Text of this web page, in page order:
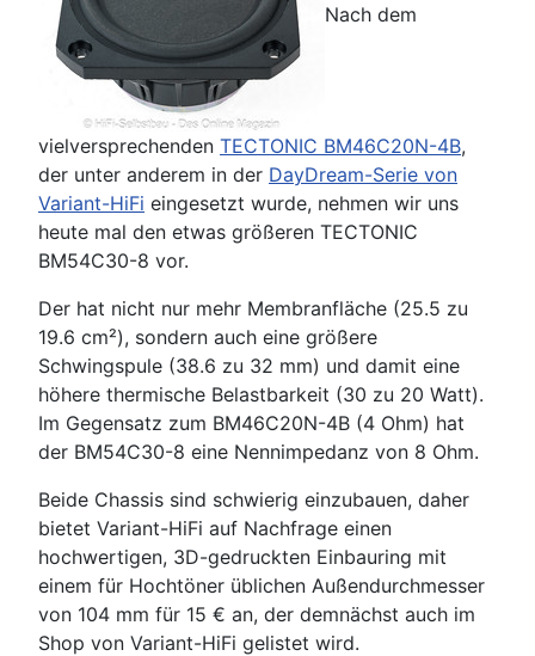
Nach dem
vielversprechenden TECTONIC BM46C20N-4B,
der unter anderem in der DayDream-Serie von
Variant-HiFi eingesetzt wurde, nehmen wir uns
heute mal den etwas größeren TECTONIC
BM54C30-8 vor.
Der hat nicht nur mehr Membranfläche (25.5 zu
19.6 cm²), sondern auch eine größere
Schwingspule (38.6 zu 32 mm) und damit eine
höhere thermische Belastbarkeit (30 zu 20 Watt).
Im Gegensatz zum BM46C20N-4B (4 Ohm) hat
der BM54C30-8 eine Nennimpedanz von 8 Ohm.
Beide Chassis sind schwierig einzubauen, daher
bietet Variant-HiFi auf Nachfrage einen
hochwertigen, 3D-gedruckten Einbauring mit
einem für Hochtöner üblichen Außendurchmesser
von 104 mm für 15 € an, der demnächst auch im
Shop von Variant-HiFi gelistet wird.